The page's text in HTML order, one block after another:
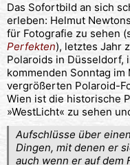
Das Sofortbild an sich
erleben: Helmut
für Fotografie zu sehen
Perfekten), letztes Jahr
Polaroids in Düsseldorf,
kommenden Sonntag
vergrößerten Polaroid-
Wien ist die historische
»WestLicht« zu sehen
Aufschlüsse über
Dingen, mit denen er
auch wenn er auf dem